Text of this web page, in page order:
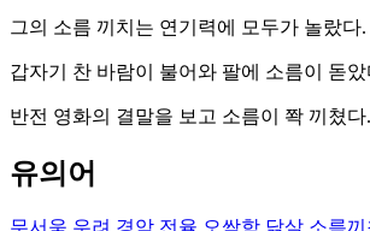
그의 소름 끼치는 연기력에 모두가 놀랐다.
갑자기 찬 바람이 불어와 팔에 소름이 돋았
반전 영화의 결말을 보고 소름이 쫙 끼쳤다.
유의어